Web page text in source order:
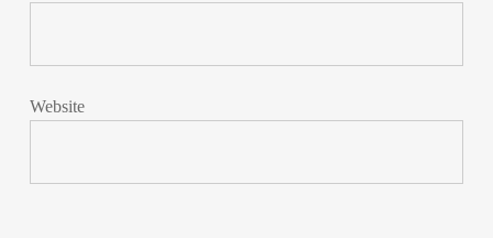
Website